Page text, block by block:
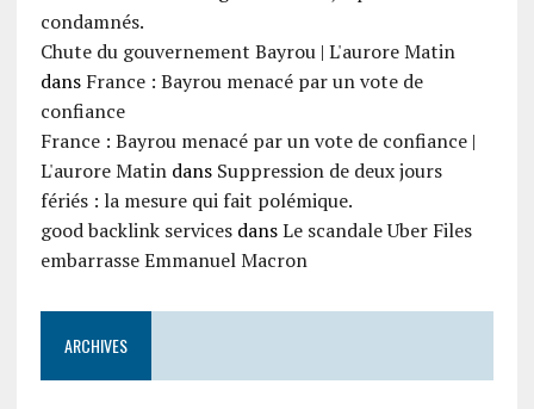
condamnés.
Chute du gouvernement Bayrou | L'aurore Matin
dans France : Bayrou menacé par un vote de
confiance
France : Bayrou menacé par un vote de confiance |
L'aurore Matindans Suppression de deux jours
fériés : la mesure qui fait polémique.
good backlink servicesdansLe scandale Uber Files
embarrasse Emmanuel Macron
ARCHIVES